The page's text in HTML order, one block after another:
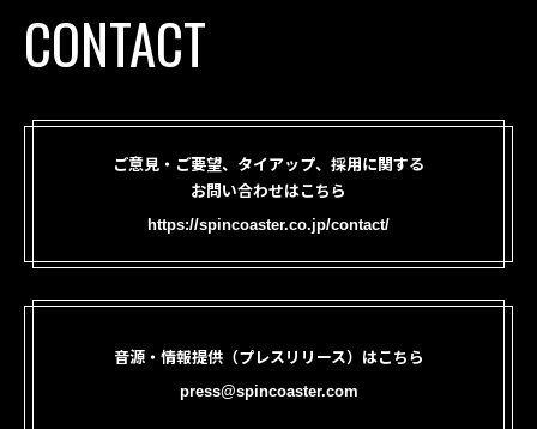
CONTACT
ご意見・ご要望、タイアップ、採用に関する
お問い合わせはこちら
https://spincoaster.co.jp/contact/
音源・情報提供（プレスリリース）はこちら
press@spincoaster.com